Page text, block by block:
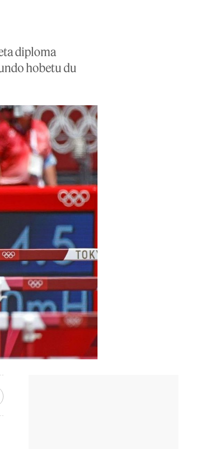
diploma
hobetu du